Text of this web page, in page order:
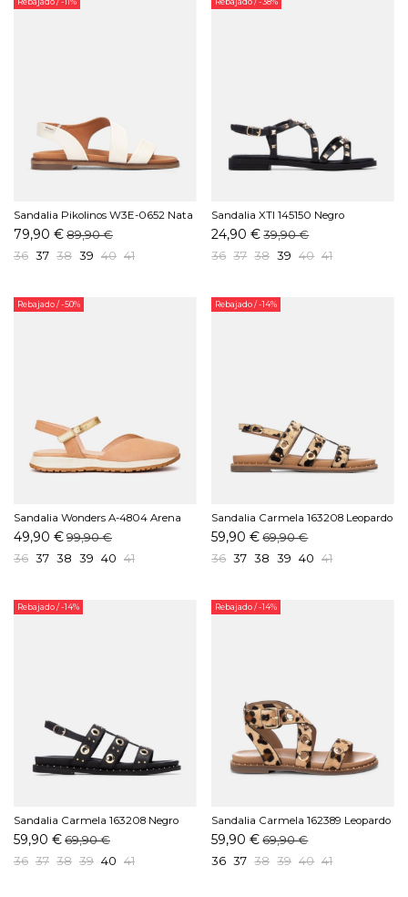
Sandalia Pikolinos W3E-0652 Nata
79,90 €89,90 €
36 37 38 39 40 41
Sandalia XTI 145150 Negro
24,90 € 39,90 €
36 37 38 39 40 41
Rebajado/ -50%
Sandalia Wonders A-4804 Arena
49,90 €99,90 €
36 37 38 39 40 41
Rebajado/ -14%
Sandalia Carmela 163208 Leopardo
59,90 € 69,90 €
36 37 38 39 40 41
Rebajado/ -14%
Sandalia Carmela 163208 Negro
59,90 €69,90 €
36 37 38 39 40 41
Rebajado/ -14%
Sandalia Carmela 162389 Leopardo
59,90 € 69,90 €
36 37 38 39 40 41